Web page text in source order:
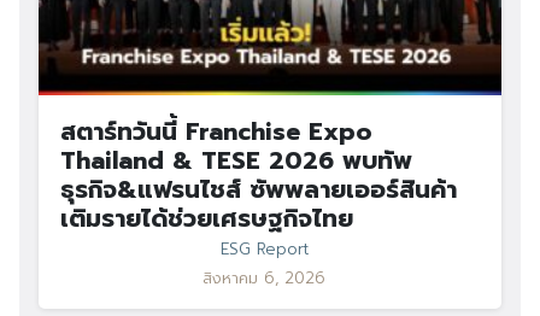
สตาร์ทวันนี้ Franchise Expo
Thailand & TESE 2026 พบทัพ
ธุรกิจ&แฟรนไชส์ ซัพพลายเออร์สินค้า
เติมรายได้ช่วยเศรษฐกิจไทย
ESG Report
สิงหาคม 6, 2026